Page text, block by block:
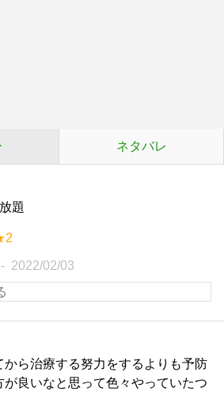
ネタバレ
題
2022/02/03
から治療する努力をするよりも予防
が良いなと思って色々やっていたつ